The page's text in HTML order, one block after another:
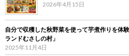
2026年4月15日
自分で収穫した秋野菜を使って芋煮作りを
ランドむさしの村」
2025年11月4日